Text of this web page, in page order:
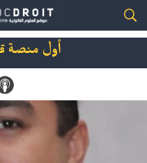
أول منصة